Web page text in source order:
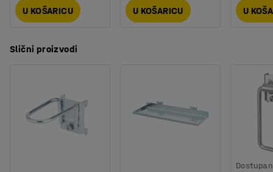
U KOŠARICU U KOŠARICU U
Slični proizvodi